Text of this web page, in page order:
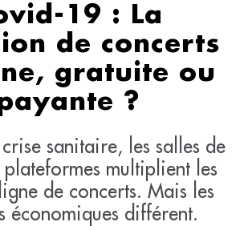
19 : La
de concerts
gratuite ou
?
sanitaire, les salles de
multiplient les
de concerts. Mais les
économiques différent.